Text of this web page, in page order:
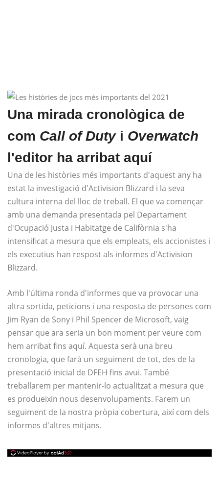
Una mirada cronològica de
com Call of Dutyi Overwatch
l'editor ha arribat aquí
Una de les històries més importants d'aquest any ha
estat la investigació d'Activision Blizzard i la seva
cultura interna del lloc de treball. El que va començar
amb una demanda presentada pel Departament
d'Ocupació Justa i Habitatge de Califòrnia s'ha
intensificat a mesura que els empleats, els accionistes i
els executius han respost als informes d'Activision
Blizzard.
Amb l'última ronda d'informes que va provocar una
altra sortida, peticions i una resposta de persones com
Jim Ryan de Sony i Phil Spencer de Microsoft, vaig
pensar que ara seria un bon moment per veure com
hem arribat fins aquí. Aquesta serà una breu
cronologia, que farà un seguiment de tot, des de la
presentació inicial de DFEH fins avui. També
treballarem per mantenir-lo actualitzat a mesura que
es produeixin nous desenvolupaments. Farem un
seguiment de la nostra pròpia cobertura, així com dels
informes d'altres mitjans.